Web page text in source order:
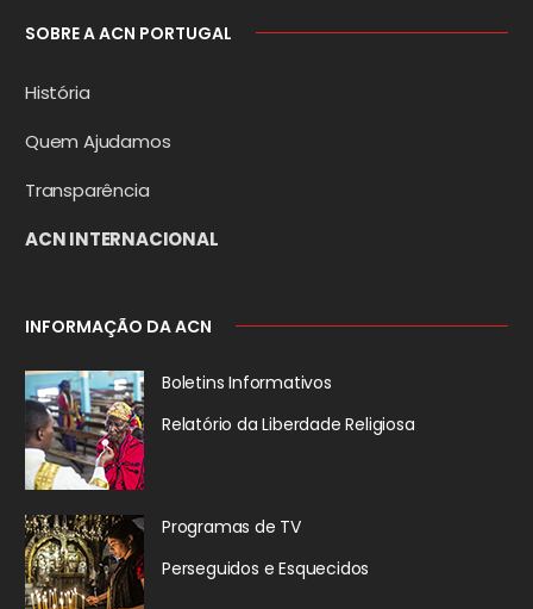
SOBRE A ACN PORTUGAL
História
Quem Ajudamos
Transparência
ACN INTERNACIONAL
INFORMAÇÃO DA ACN
Boletins Informativos
Relatório da Liberdade Religiosa
Programas de TV
Perseguidos e Esquecidos